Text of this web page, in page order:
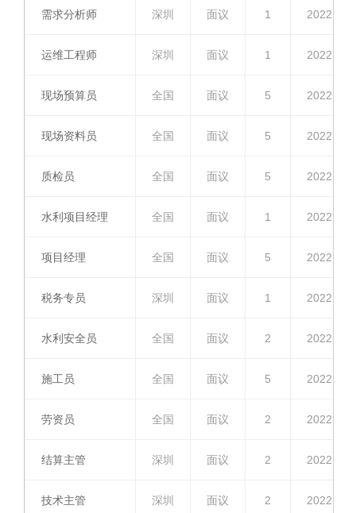
需求分析师 深圳 面议 1
运维工程师 深圳 面议 1
现场预算员 全国 面议 5
现场资料员 全国 面议 5
质检员 全国 面议 5
水利项目经理 全国 面议 1
项目经理 全国 面议 5
税务专员 深圳 面议 1
水利安全员 全国 面议 2
施工员 全国 面议 5
劳资员 全国 面议 2
结算主管 深圳 面议 2
技术主管 深圳 面议 2